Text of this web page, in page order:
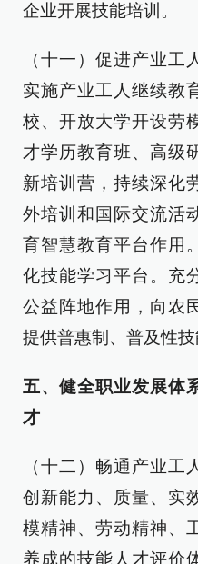
企业开展技能培训。
（十一）促进产业工
实施产业工人继续教
校、开放大学开设劳
才学历教育班、高级
新培训营，持续深化
外培训和国际交流活
育智慧教育平台作用
化技能学习平台。充
公益阵地作用，向农
提供普惠制、普及性技
五、健全职业发展体
才
（十二）畅通产业工
创新能力、质量、实
模精神、劳动精神、
养成的技能人才评价